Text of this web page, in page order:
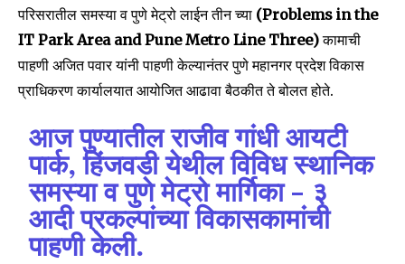
परिसरातील समस्या व पुणे मेट्रो लाईन तीन च्या (Problems in the
IT Park Area and Pune Metro Line Three)कामाची
पाहणी अजित पवार यांनी पाहणी केल्यानंतर पुणे महानगर प्रदेश विकास
प्राधिकरण कार्यालयात आयोजित आढावा बैठकीत ते बोलत होते.
आज पुण्यातील राजीव गांधी आयटी
पार्क, हिंजवडी येथील विविध स्थानिक
समस्या व पुणे मेट्रो मार्गिका – ३
आदी प्रकल्पांच्या विकासकामांची
पाहणी केली.